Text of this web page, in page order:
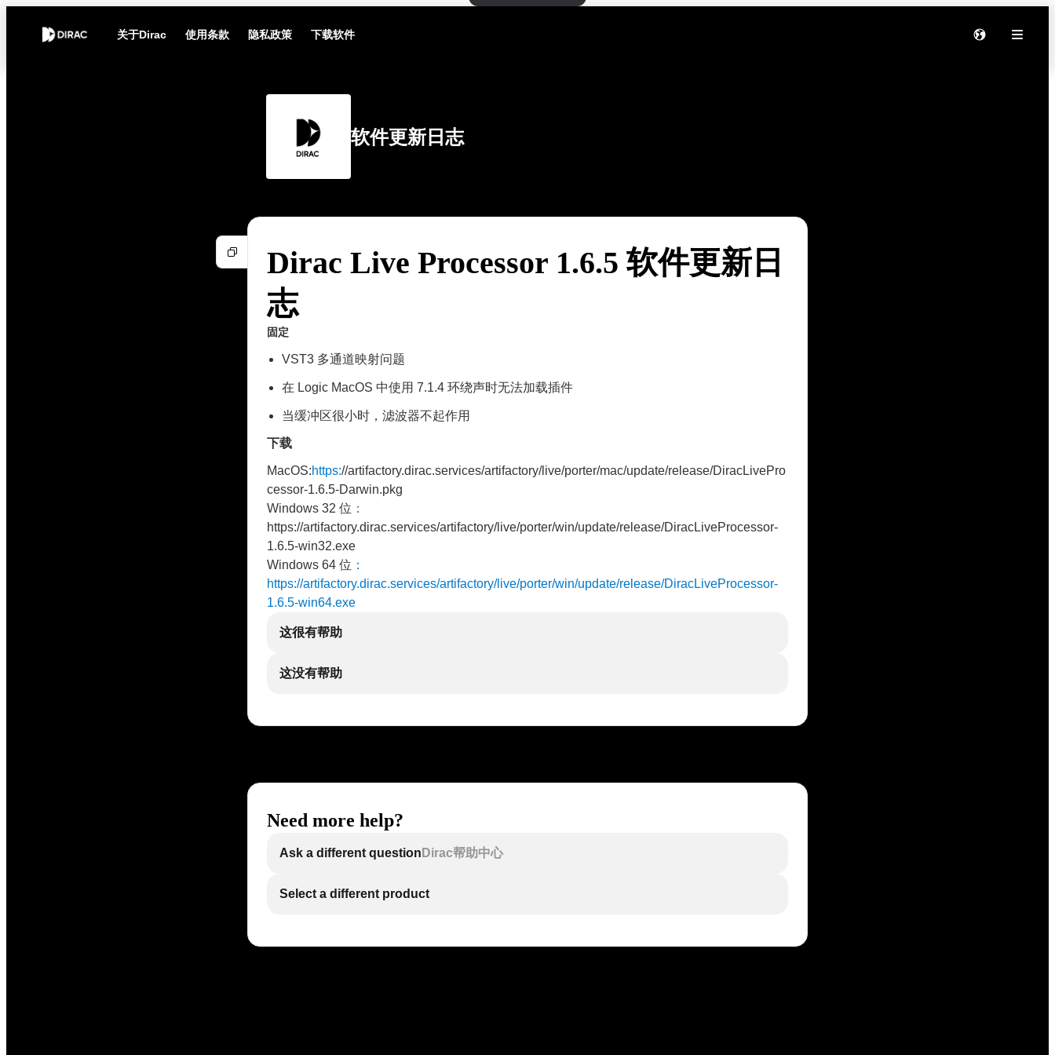
关于Dirac 使用条款 隐私政策 下载软件
软件更新日志
Dirac Live Processor 1.6.5 软件更新日
志
固定
VST3 多通道映射问题
在 Logic MacOS 中使用 7.1.4 环绕声时无法加载插件
当缓冲区很小时，滤波器不起作用
下载
MacOS:https://artifactory.dirac.services/artifactory/live/porter/mac/update/release/DiracLivePro
cessor-1.6.5-Darwin.pkg
Windows 32 位 ：
https://artifactory.dirac.services/artifactory/live/porter/win/update/release/DiracLiveProcessor-
1.6.5-win32.exe
Windows 64 位 ：
https://artifactory.dirac.services/artifactory/live/porter/win/update/release/DiracLiveProcessor-
1.6.5-win64.exe
这很有帮助
这没有帮助
Need more help?
Ask a different question Dirac帮助中心
Select a different product